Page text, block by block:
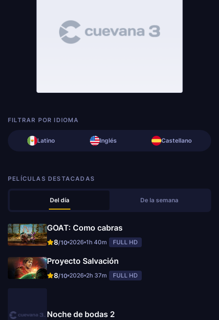
FILTRAR POR IDIOMA
Latino Inglés Castellano
PELÍCULAS DESTACADAS
Del día De la semana
GOAT: Como cabras
8/10 2026 1h 40m FULL HD
Proyecto Salvación
8/10 2026 2h 37m FULL HD
Noche de bodas 2